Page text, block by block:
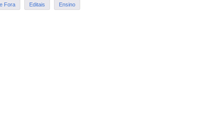
Fora Editais Ensino